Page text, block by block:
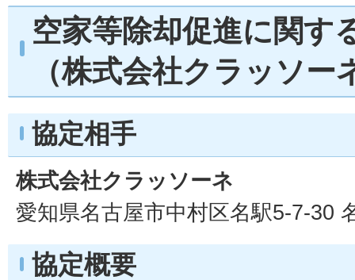
空家等除却促進に関す
（株式会社クラッソー
協定相手
株式会社クラッソーネ
愛知県名古屋市中村区名駅5-7-30
協定概要